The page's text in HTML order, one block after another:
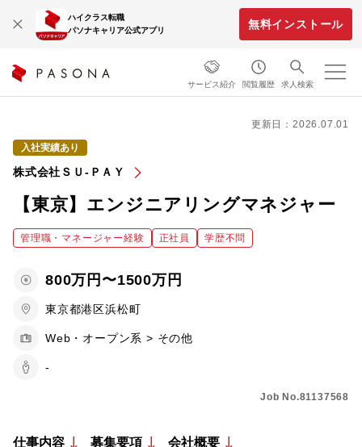
ハイクラス転職
パソナキャリア公式アプリ
無料インストール
サービス紹介 閲覧履歴 求人検索
更新日：2026.07.01
入社実績あり
株式会社ＳＵ‐ＰＡＹ
【東京】エンジニアリングマネジャー
管理職・マネージャー経験 正社員 学歴不問
800万円〜1500万円
東京都港区浜松町
Web・オープン系 > その他
-
Job No.81137568
仕事内容 募集要項 会社概要